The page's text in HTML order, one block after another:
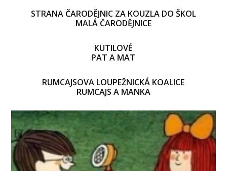
STRANA ČARODĚJNIC ZA KOUZLA DO ŠKOL
MALÁ ČARODĚJNICE
KUTILOVÉ
PAT A MAT
RUMCAJSOVA LOUPEŽNICKÁ KOALICE
RUMCAJS A MANKA